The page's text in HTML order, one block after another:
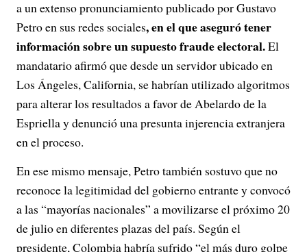
a un extenso pronunciamiento publicado por Gustavo
Petro en sus redes sociales, en el que aseguró tener
información sobre un supuesto fraude electoral.El
mandatario afirmó que desde un servidor ubicado en
Los Ángeles, California, se habrían utilizado algoritmos
para alterar los resultados a favor de Abelardo de la
Espriella y denunció una presunta injerencia extranjera
en el proceso.
En ese mismo mensaje, Petro también sostuvo que no
reconoce la legitimidad del gobierno entrante y convocó
a las “mayorías nacionales” a movilizarse el próximo 20
de julio en diferentes plazas del país. Según el
presidente, Colombia habría sufrido “el más duro golpe